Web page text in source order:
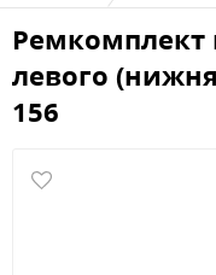
Ремкомплект
левого
156